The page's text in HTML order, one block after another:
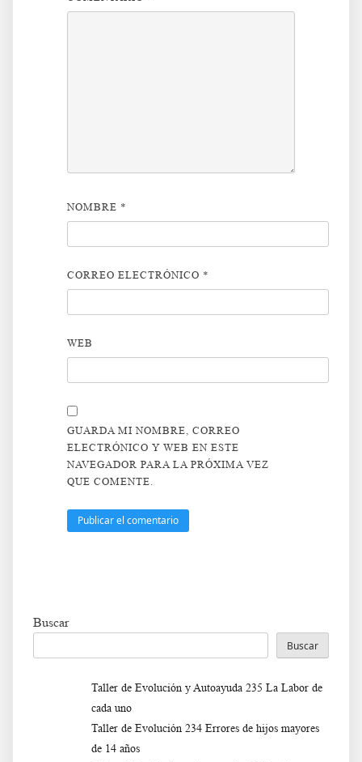
NOMBRE *
CORREO ELECTRÓNICO *
WEB
GUARDA MI NOMBRE, CORREO
ELECTRÓNICO Y WEB EN ESTE
NAVEGADOR PARA LA PRÓXIMA VEZ
QUE COMENTE.
Buscar
Buscar
Taller de Evolución y Autoayuda 235 La Labor de
cada uno
Taller de Evolución 234 Errores de hijos mayores
de 14 años